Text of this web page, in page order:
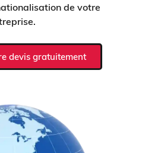
de votre
devis gratuitement